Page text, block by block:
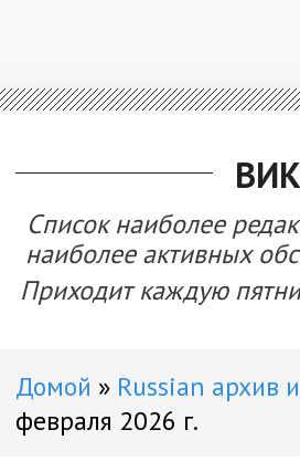
Список наиболее
наиболее активных
Приходит каждую
Домой
Russian архив
февраля 2026 г.